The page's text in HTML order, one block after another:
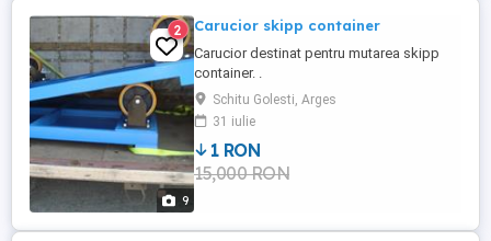
9
2 Carucior skipp container
Carucior destinat pentru mutarea skipp
container. .
Schitu Golesti, Arges
31 iulie
1 RON
15,000 RON